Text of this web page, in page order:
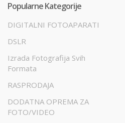
Popularne Kategorije
DIGITALNI FOTOAPARATI
DSLR
Izrada Fotografija Svih
Formata
RASPRODAJA
DODATNA OPREMA ZA
FOTO/VIDEO